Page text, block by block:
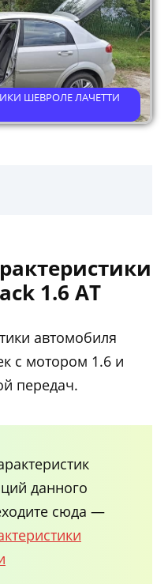
ШЕВРОЛЕ ЛАЧЕТТИ
1.6 AT
автомобиля
с мотором 1.6 и
передач.
данного
сюда —